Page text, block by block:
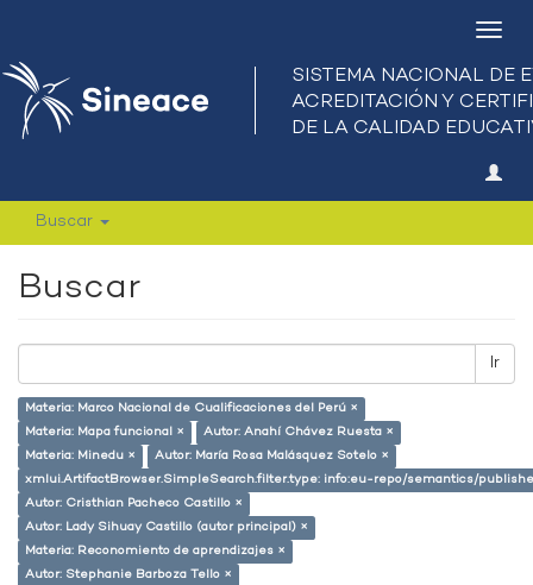
Buscar
Buscar
Ir
Materia: Marco Nacional de Cualificaciones del Perú ×
Materia: Mapa funcional ×
Autor: Anahí Chávez Ruesta ×
Materia: Minedu ×
Autor: María Rosa Malásquez Sotelo ×
xmlui.ArtifactBrowser.SimpleSearch.filter.type: info:eu-repo/semantics/
Autor: Cristhian Pacheco Castillo ×
Autor: Lady Sihuay Castillo (autor principal) ×
Materia: Reconomiento de aprendizajes ×
Autor: Stephanie Barboza Tello ×